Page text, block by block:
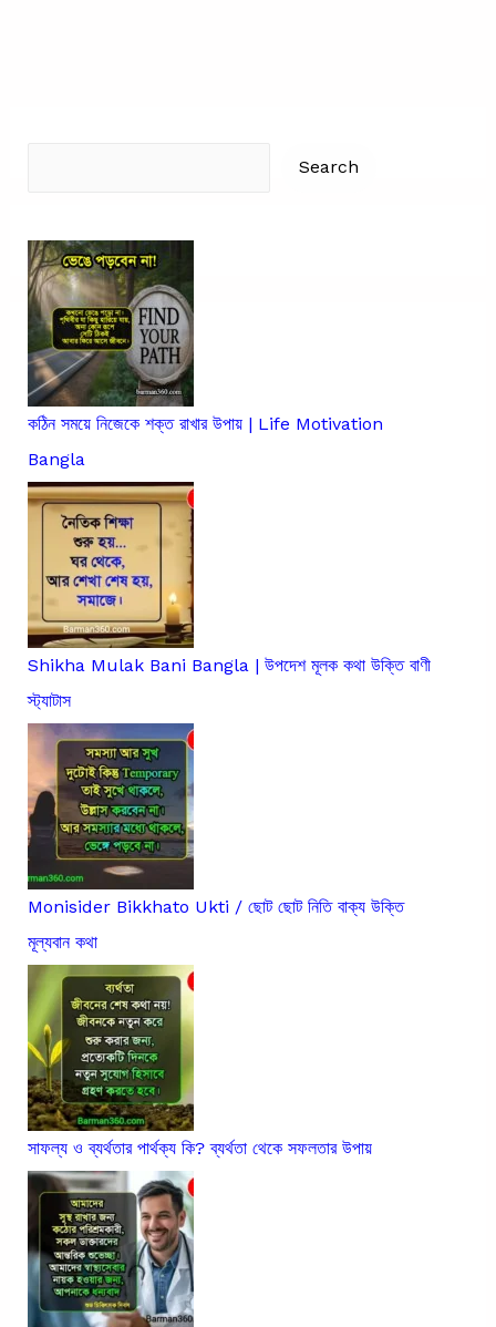
Search
কঠিন সময়ে নিজেকে শক্ত রাখার উপায় | Life Motivation
Bangla
Shikha Mulak Bani Bangla | উপদেশ মূলক কথা উক্তি বাণী
স্ট্যাটাস
Monisider Bikkhato Ukti / ছোট ছোট নিতি বাক্য উক্তি
মূল্যবান কথা
সাফল্য ও ব্যর্থতার পার্থক্য কি? ব্যর্থতা থেকে সফলতার উপায়